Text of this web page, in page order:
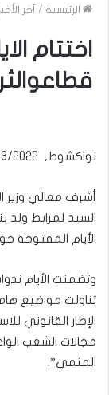
الرئيسية / آخر
اختتام
نواكشوط, 30/03/2022
أشرف معالي وزير
السيد لمرابط ولد
الأيام المفتوحة
وتضمنت الأيام
تناولت مواضيع
الإطار القانوني
مجالات الشعب
المنمي”.